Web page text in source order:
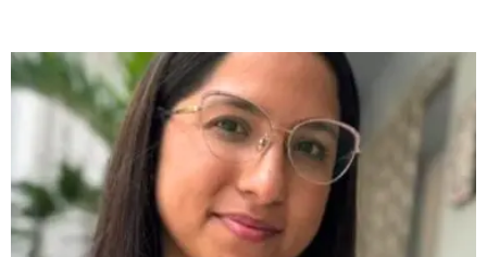
PagePage